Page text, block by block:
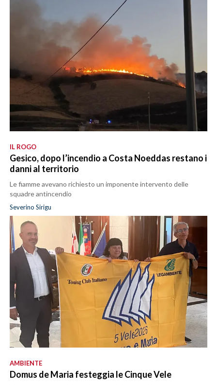
IL ROGO
Gesico, dopo l’incendio a Costa Noeddas restano i
danni al territorio
Le fiamme avevano richiesto un imponente intervento delle
squadre antincendio
Severino Sirigu
AMBIENTE
Domus de Maria festeggia le Cinque Vele